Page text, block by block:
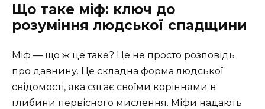
Що таке міф: ключ до
розуміння людської спадщини
Міф — що ж це таке? Це не просто розповідь
про давнину. Це складна форма людської
свідомості, яка сягає своїми коріннями в
глибини первісного мислення. Міфи надають